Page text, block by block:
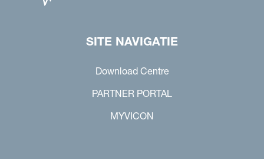
SITE NAVIGATIE
Download Centre
PARTNER PORTAL
MYVICON